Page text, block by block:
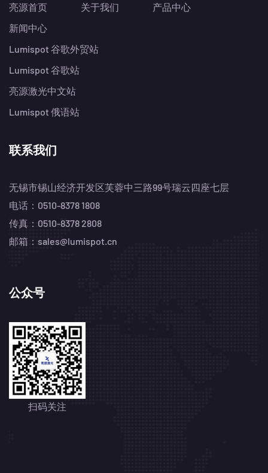
亮源首页 关于我们
产品中心
新闻中心
Lumispot 谷歌外贸站
Lumispot 谷歌站
亮源激光中文站
Lumispot 俄语站
联系我们
无锡市锡山经济开发区芙蓉中三路99号瑞云四座七层
电话：0510-8378 1808
传真：0510-8378 2808
邮箱：sales@lumispot.cn
公众号
扫码关注